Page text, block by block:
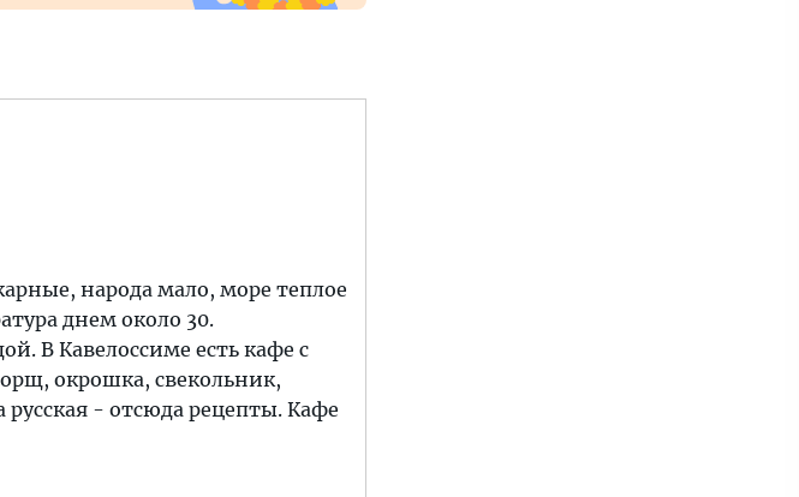
народа мало, море теплое
днем около 30.
В Кавелоссиме есть кафе с
окрошка, свекольник,
- отсюда рецепты. Кафе